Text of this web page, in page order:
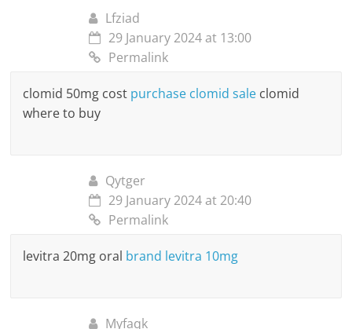
Lfziad
29 January 2024 at 13:00
Permalink
clomid 50mg cost purchase clomid sale clomid
where to buy
Qytger
29 January 2024 at 20:40
Permalink
levitra 20mg oral brand levitra 10mg
Myfaqk